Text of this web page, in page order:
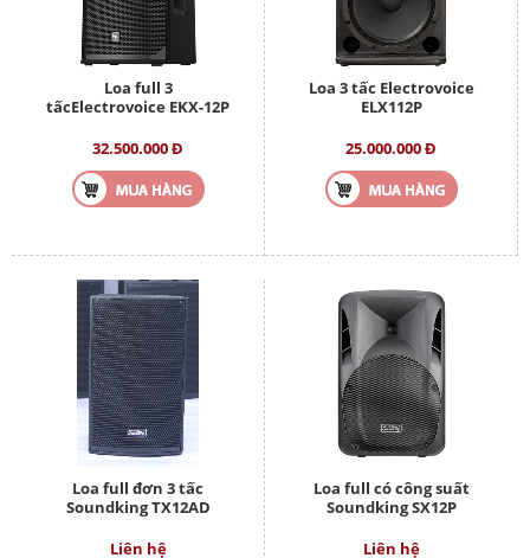
Loa full 3
tấcElectrovoice EKX-12P
32.500.000 Đ
Loa 3 tấc Electrovoice
ELX112P
25.000.000 Đ
Loa full đơn 3 tấc
Soundking TX12AD
Liên hệ
Loa full có công suất
Soundking SX12P
Liên hệ